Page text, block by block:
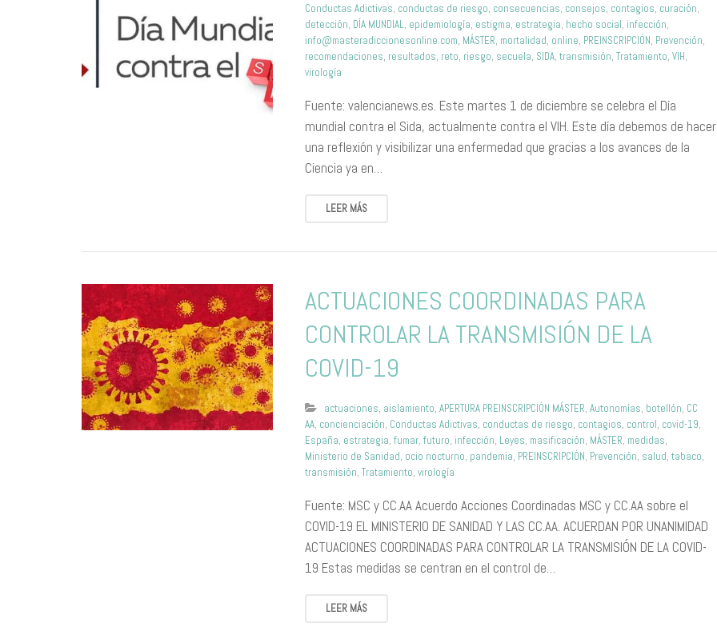
Conductas Adictivas, conductas de riesgo, consecuencias, consejos, contagios, curación,
detección, DÍA MUNDIAL, epidemiología, estigma, estrategia, hecho social, infección,
info@masteradiccionesonline.com, MÁSTER, mortalidad, online, PREINSCRIPCIÓN, Prevención,
recomendaciones, resultados, reto, riesgo, secuela, SIDA,transmisión,Tratamiento,VIH,
virología
Fuente: valencianews.es. Este martes 1 de diciembre se celebra el Día
mundial contra el Sida, actualmente contra el VIH. Este día debemos de hacer
una reflexión y visibilizar una enfermedad que gracias a los avances de la
Ciencia ya en…
LEER MÁS
ACTUACIONES COORDINADAS PARA
CONTROLAR LA TRANSMISIÓN DE LA
COVID-19
actuaciones, aislamiento,APERTURA PREINSCRIPCIÓN MÁSTER,Autonomías, botellón, CC
AA, concienciación, Conductas Adictivas, conductas de riesgo, contagios, control, covid-19,
España, estrategia,fumar,futuro, infección, Leyes, masificación, MÁSTER, medidas,
Ministerio de Sanidad, ocio nocturno, pandemia, PREINSCRIPCIÓN, Prevención, salud,tabaco,
transmisión,Tratamiento,virología
Fuente: MSC y CC.AA Acuerdo Acciones Coordinadas MSC y CC.AA sobre el
COVID-19 EL MINISTERIO DE SANIDAD Y LAS CC.AA. ACUERDAN POR UNANIMIDAD
ACTUACIONES COORDINADAS PARA CONTROLAR LA TRANSMISIÓN DE LA COVID-
19 Estas medidas se centran en el control de…
LEER MÁS